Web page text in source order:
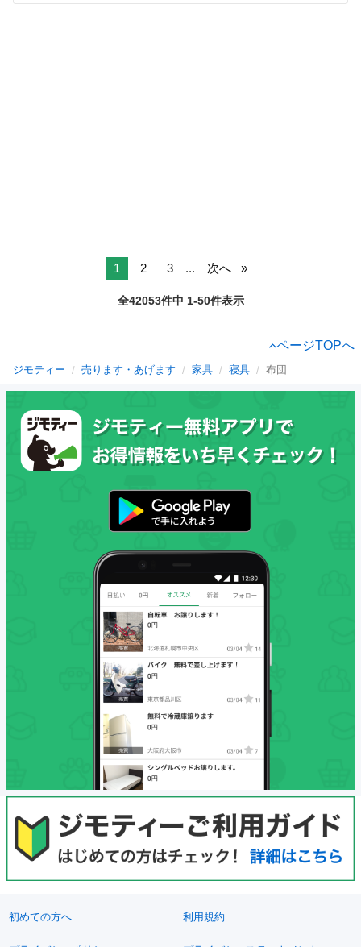
1 2 3 ... 次へ
全42053件中 1-50件表示
ページTOPへ
ジモティー 売ります・あげます 家具 寝具 布団
初めての方へ 利用規約